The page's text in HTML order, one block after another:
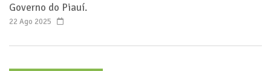
Governo do Piauí.
22 Ago 2025